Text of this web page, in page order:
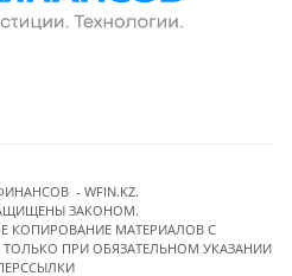
- WFIN.KZ.
ЗАКОНОМ.
КОПИРОВАНИЕ МАТЕРИАЛОВ C
ПРИ ОБЯЗАТЕЛЬНОМ УКАЗАНИИ